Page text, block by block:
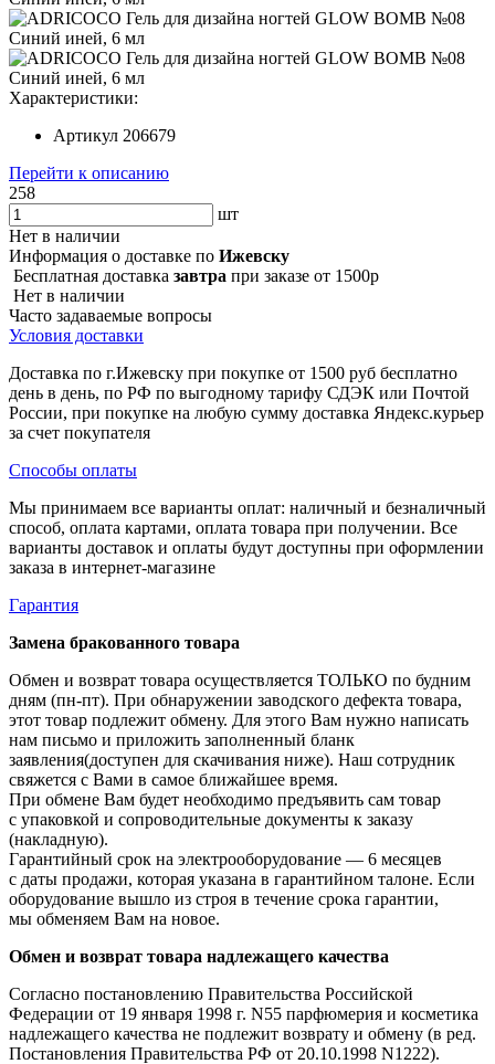
Характеристики:
Артикул 206679
Перейти к описанию
258
шт
Нет в наличии
Информация о доставке по Ижевску
Бесплатная доставка завтра при заказе от 1500р
Нет в наличии
Часто задаваемые вопросы
Условия доставки
Доставка по г.Ижевску при покупке от 1500 руб бесплатно
день в день, по РФ по выгодному тарифу СДЭК или Почтой
России, при покупке на любую сумму доставка Яндекс.курьер
за счет покупателя
Способы оплаты
Мы принимаем все варианты оплат: наличный и безналичный
способ, оплата картами, оплата товара при получении. Все
варианты доставок и оплаты будут доступны при оформлении
заказа в интернет-магазине
Гарантия
Замена бракованного товара
Обмен и возврат товара осуществляется ТОЛЬКО по будним
дням (пн-пт). При обнаружении заводского дефекта товара,
этот товар подлежит обмену. Для этого Вам нужно написать
нам письмо и приложить заполненный бланк
заявления(доступен для скачивания ниже). Наш сотрудник
свяжется с Вами в самое ближайшее время.
При обмене Вам будет необходимо предъявить сам товар
с упаковкой и сопроводительные документы к заказу
(накладную).
Гарантийный срок на электрооборудование — 6 месяцев
с даты продажи, которая указана в гарантийном талоне. Если
оборудование вышло из строя в течение срока гарантии,
мы обменяем Вам на новое.
Обмен и возврат товара надлежащего качества
Согласно постановлению Правительства Российской
Федерации от 19 января 1998 г. N55 парфюмерия и косметика
надлежащего качества не подлежит возврату и обмену (в ред.
Постановления Правительства РФ от 20.10.1998 N1222).